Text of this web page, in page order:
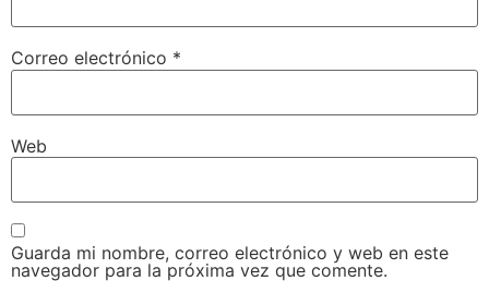
Correo electrónico *
Web
Guarda mi nombre, correo electrónico y web en este
navegador para la próxima vez que comente.